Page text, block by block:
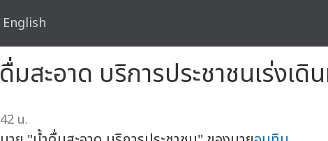
English
สะอาด บริการประชาชนเร่งเดิ
น.